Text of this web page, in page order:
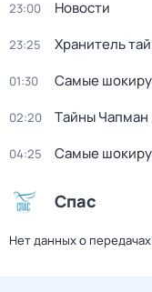
23:00 Новости
23:25 Хранитель
01:30 Самые
02:20 Тaйны Чапман
04:25 Самые
Спас
Нет данных о